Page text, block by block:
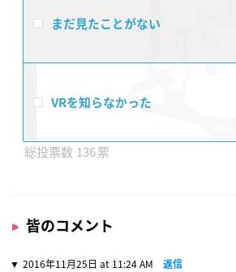
まだ見たことがない
VRを知らなかった
136
皆のコメント
2016年11月25日 at 11:24 AM 返信